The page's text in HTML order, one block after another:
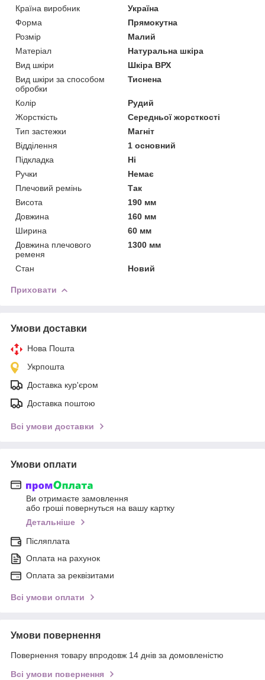
Країна виробник
Україна
Форма
Прямокутна
Розмір
Малий
Матеріал
Натуральна шкіра
Вид шкіри
Шкіра ВРХ
Вид шкіри за способом
обробки
Тиснена
Колір
Рудий
Жорсткість
Середньої жорсткості
Тип застежки
Магніт
Відділення
1 основний
Підкладка
Ні
Ручки
Немає
Плечовий ремінь
Так
Висота
190 мм
Довжина
160 мм
Ширина
60 мм
Довжина плечового
ременя
1300 мм
Стан Новий
Приховати
Умови доставки
Нова Пошта
Укрпошта
Доставка кур'єром
Доставка поштою
Всі умови доставки
Умови оплати
Ви отримаєте замовлення
або гроші повернуться на вашу картку
Детальніше
Післяплата
Оплата на рахунок
Оплата за реквізитами
Всі умови оплати
Умови повернення
Повернення товару впродовж 14 днів за домовленістю
Всі умови повернення